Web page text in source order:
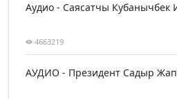
Аудио - Саясатчы Кубанычбек
4663219
АУДИО - Президент Садыр